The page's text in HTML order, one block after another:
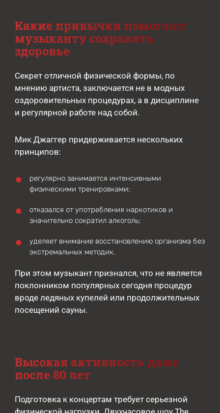
Какие привычки помогают
музыканту сохранять
здоровье
Секрет отличной физической формы, по
мнению артиста, заключается не в модных
оздоровительных процедурах, а в дисциплине
и регулярной работе над собой.
Мик Джаггер придерживается нескольких
принципов:
регулярно занимается интенсивными
физическими тренировками;
отказался от употребления наркотиков и
значительно сократил алкоголь;
уделяет внимание восстановлению организма без
экстремальных методик.
При этом музыкант признался, что не является
поклонником популярных сегодня процедур
вроде ледяных купелей или продолжительных
посещений сауны.
Высокая активность даже
после 80 лет
Подготовка к концертам требует серьезной